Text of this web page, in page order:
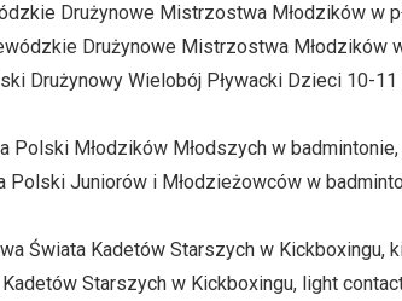
Drużynowe Mistrzostwa Młodzików w
Drużynowe Mistrzostwa Młodzików
Drużynowy Wielobój Pływacki Dzieci 10-
Młodzików Młodszych w badmintonie,
Juniorów i Młodzieżowców w
Świata Kadetów Starszych w
Starszych w Kickboxingu, light